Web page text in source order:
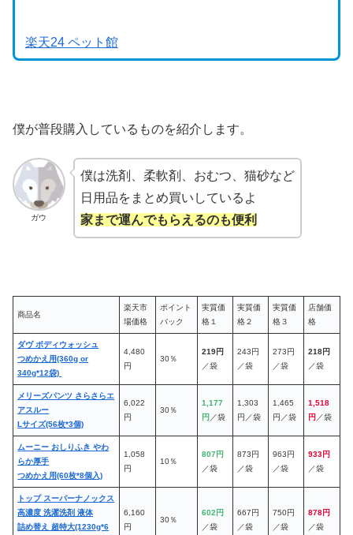
楽天24 ペット館
僕が普段購入しているものを紹介します。
ガウ
僕は洗剤、柔軟剤、おむつ、猫砂など
日用品をまとめ買いしているよ
家まで運んでもらえるのも便利
商品名
楽天市
場価格
ポイント
バック
実質価
格１
実質価
格２
実質価
格３
店舗価
格
ダヴ ボディウォッシュ
つめかえ用(360g or
340g*12袋)
4,480
円
30％
219円
／袋
243円
／袋
273円
／袋
218円
／袋
メリーズパンツ さらさらエ
アスルー
Lサイズ(56枚*3個)
6,022
円
30％
1,177
円 ／袋
1,303
円／袋
1,465
円／袋
1,518
円 ／袋
ムーニー おしりふき やわ
らか厚手
つめかえ用(60枚*8個入)
1,058
円
10％
807円
／袋
873円
／袋
963円
／袋
933円
／袋
トップ スーパーナノックス
高濃度 洗濯洗剤 液体
詰め替え 超特大(1230g*6
6,160
円
30％
602円
／袋
667円
／袋
750円
／袋
878円
／袋